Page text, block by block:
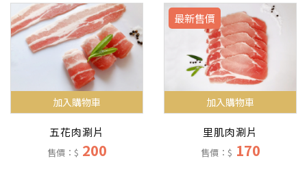
加入購物車
五花肉涮片
售價：$ 200
最新售價
加入購物車
里肌肉涮片
售價：$ 170